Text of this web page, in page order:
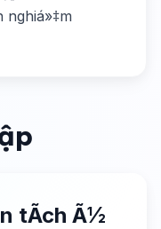
nghiá»‡m
tÃ­ch Ã½